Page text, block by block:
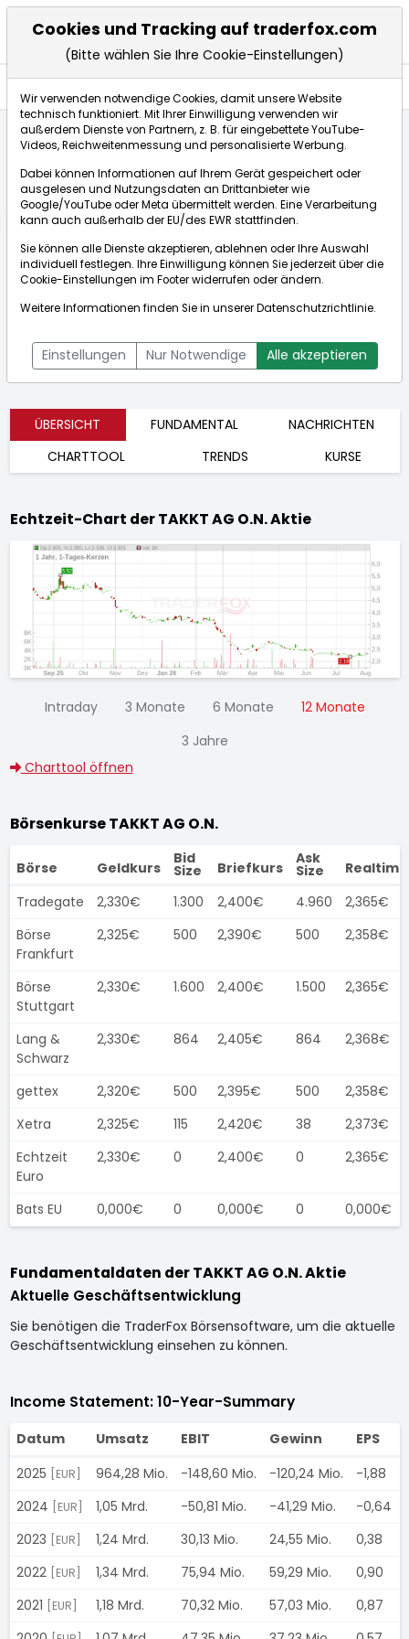
Börse:
DE0007446007]
Aktienkurse
Bid:2,325€Ask:2,390€
ÜBERSICHT FUNDAMENTAL
NACHRICHTEN
CHARTTOOL
TRENDS KURSE
Echtzeit-Chart der TAKKT AG O.N. Aktie
Intraday 3 Monate 6 Monate
12 Monate
3 Jahre
Charttool öffnen
Börsenkurse TAKKT AG O.N.
Börse Geldkurs
Bid
Size Briefkurs
Ask
Size
Tradegate
2,330€ 1.300 2,400€ 4.960
2,365€
Börse
Frankfurt
2,325€ 500 2,390€ 500 2,358€
Börse
Stuttgart
2,330€ 1.600 2,400€ 1.500 2,365€
Lang &
Schwarz
2,330€ 864 2,405€ 864 2,368€
gettex 2,320€ 500 2,395€ 500
2,358€
Xetra
2,325€ 115 2,420€ 38
2,373€
Echtzeit
Euro
2,330€ 0 2,400€ 0 2,365€
Bats EU 0,000€ 0 0,000€ 0 0,000€
Fundamentaldaten der TAKKT AG O.N. Aktie
Aktuelle Geschäftsentwicklung
Sie benötigen die TraderFox Börsensoftware, um die aktuelle
Geschäftsentwicklung einsehen zu können.
Income Statement: 10-Year-Summary
Datum Umsatz EBIT Gewinn EPS
2025
[EUR] 964,28 Mio. -148,60 Mio. -120,24 Mio. -1,88
2024
[EUR] 1,05 Mrd. -50,81 Mio. -41,29 Mio. -0,64
2023
[EUR] 1,24 Mrd. 30,13 Mio. 24,55 Mio. 0,38
2022
[EUR] 1,34 Mrd. 75,94 Mio. 59,29 Mio. 0,90
2021
[EUR] 1,18 Mrd. 70,32 Mio. 57,03 Mio. 0,87
Cookies und Tracking auf traderfox.com
(Bitte wählen Sie Ihre Cookie-Einstellungen)
Wir verwenden notwendige Cookies, damit unsere Website
technisch funktioniert. Mit Ihrer Einwilligung verwenden wir
außerdem Dienste von Partnern, z. B. für eingebettete YouTube-
Videos, Reichweitenmessung und personalisierte Werbung.
Dabei können Informationen auf Ihrem Gerät gespeichert oder
ausgelesen und Nutzungsdaten an Drittanbieter wie
Google/YouTube oder Meta übermittelt werden. Eine Verarbeitung
kann auch außerhalb der EU/des EWR stattfinden.
Sie können alle Dienste akzeptieren, ablehnen oder Ihre Auswahl
individuell festlegen. Ihre Einwilligung können Sie jederzeit über die
Cookie-Einstellungen im Footer widerrufen oder ändern.
Weitere Informationen finden Sie in unsererDatenschutzrichtlinie.
Einstellungen Nur Notwendige Alle akzeptieren